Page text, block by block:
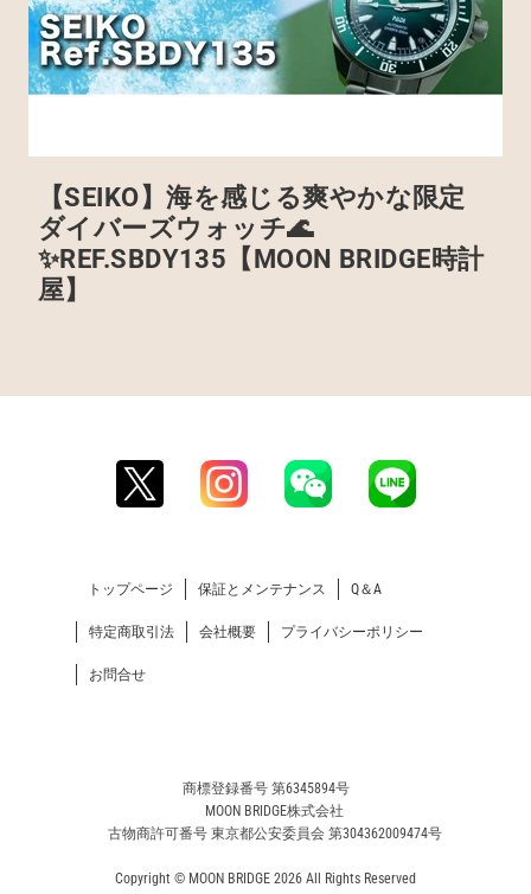
【SEIKO】海を感じる爽やかな限定
ダイバーズウォッチ🌊
✨️REF.SBDY135【MOON BRIDGE時計
屋】
トップページ 保証とメンテナンス Q＆A
特定商取引法 会社概要 プライバシーポリシー
お問合せ
商標登録番号 第6345894号
MOON BRIDGE株式会社
古物商許可番号 東京都公安委員会 第304362009474号
Copyright © MOON BRIDGE 2026 All Rights Reserved